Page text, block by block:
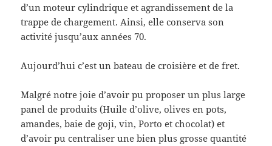
d’un moteur cylindrique et agrandissement de la
trappe de chargement. Ainsi, elle conserva son
activité jusqu’aux années 70.
Aujourd’hui c’est un bateau de croisière et de fret.
Malgré notre joie d’avoir pu proposer un plus large
panel de produits (Huile d’olive, olives en pots,
amandes, baie de goji, vin, Porto et chocolat) et
d’avoir pu centraliser une bien plus grosse quantité